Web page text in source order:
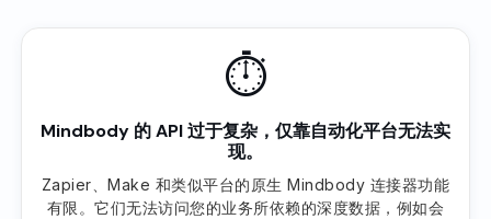
⏱
Mindbody 的 API 过于复杂，仅靠自动化平台无法实
现。
Zapier、Make 和类似平台的原生 Mindbody 连接器功能
有限。它们无法访问您的业务所依赖的深度数据，例如会